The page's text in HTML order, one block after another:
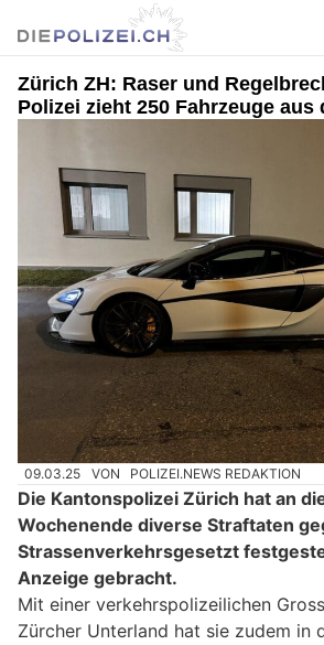
Zürich ZH: Raser und
Polizei zieht 250 Fahrzeuge aus
09.03.25 VON POLIZEI.NEWS REDAKTION
Die Kantonspolizei Zürich hat an
Wochenende diverse Straftaten
Strassenverkehrsgesetzt
Anzeige gebracht.
Mit einer verkehrspolizeilichen
Zürcher Unterland hat sie zudem in